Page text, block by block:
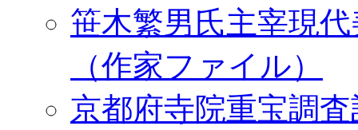
笹木繁男氏主宰現
（作家ファイル）
京都府寺院重宝調